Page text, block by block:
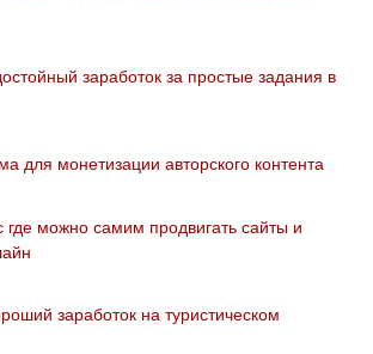
заработок за простые задания в
для монетизации авторского контента
где можно самим продвигать сайты и
заработок на туристическом